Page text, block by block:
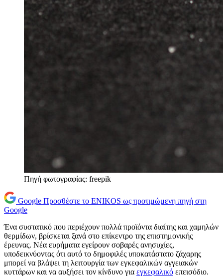
Πηγή φωτογραφίας: freepik
Google Προσθέστε το ENIKOS ως προτιμώμενη πηγή στη
Google
Ένα συστατικό που περιέχουν πολλά προϊόντα διαίτης και χαμηλών
θερμίδων, βρίσκεται ξανά στο επίκεντρο της επιστημονικής
έρευνας. Νέα ευρήματα εγείρουν σοβαρές ανησυχίες,
υποδεικνύοντας ότι αυτό το δημοφιλές υποκατάστατο ζάχαρης
μπορεί να βλάψει τη λειτουργία των εγκεφαλικών αγγειακών
κυττάρων και να αυξήσει τον κίνδυνο για εγκεφαλικό επεισόδιο.